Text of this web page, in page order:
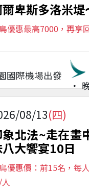
卑斯多洛米
優惠最高7000，再享
國際機場出發
08/13(四)
象北法~走在畫
大饗宴10日
優惠價：前15名，每